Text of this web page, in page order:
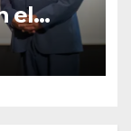
el
2026